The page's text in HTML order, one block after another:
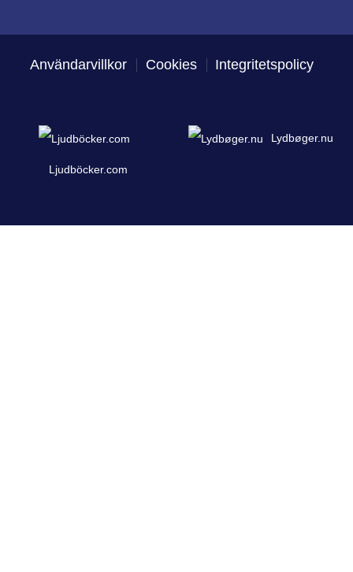
Användarvillkor Cookies Integritetspolicy
Ljudböcker.com
Lydbøger.nu